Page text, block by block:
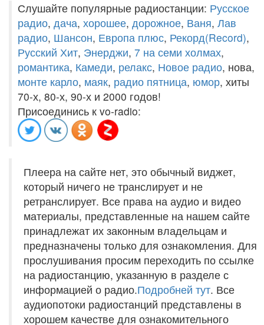
Слушайте популярные радиостанции: Русское
радио, дача, хорошее, дорожное, Ваня, Лав
радио, Шансон, Европа плюс, Рекорд(Record),
Русский Хит, Энерджи, 7 на семи холмах,
романтика, Камеди, релакс, Новое радио, нова,
монте карло, маяк, радио пятница, юмор, хиты
70-х, 80-х, 90-х и 2000 годов!
Присоединись к vo-radio:
Плеера на сайте нет, это обычный виджет,
который ничего не транслирует и не
ретранслирует. Все права на аудио и видео
материалы, представленные на нашем сайте
принадлежат их законным владельцам и
предназначены только для ознакомления. Для
прослушивания просим переходить по ссылке
на радиостанцию, указанную в разделе с
информацией о радио.Подробней тут. Все
аудиопотоки радиостанций представлены в
хорошем качестве для ознакомительного